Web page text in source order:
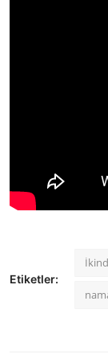
Etiketler: